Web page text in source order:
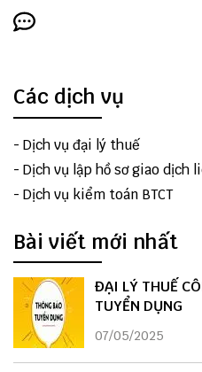
Các dịch vụ
- Dịch vụ đại lý thuế
- Dịch vụ lập hồ sơ giao dịch
- Dịch vụ kiểm toán BTCT
Bài viết mới nhất
ĐẠI LÝ THUẾ
TUYỂN DỤNG
07/05/2025